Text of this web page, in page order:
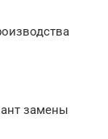
замены